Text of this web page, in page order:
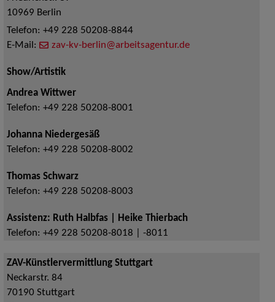
10969 Berlin
Telefon: +49 228 50208-8844
E-Mail:
zav-kv-berlin@arbeitsagentur.de
Show/Artistik
Andrea Wittwer
Telefon: +49 228 50208-8001
Johanna Niedergesäß
Telefon: +49 228 50208-8002
Thomas Schwarz
Telefon: +49 228 50208-8003
Assistenz: Ruth Halbfas | Heike Thierbach
Telefon: +49 228 50208-8018 | -8011
ZAV-Künstlervermittlung Stuttgart
Neckarstr. 84
70190 Stuttgart